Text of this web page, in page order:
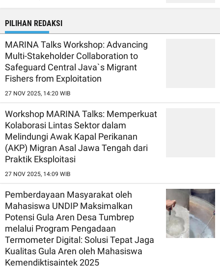
PILIHAN REDAKSI
MARINA Talks Workshop: Advancing
Multi-Stakeholder Collaboration to
Safeguard Central Java`s Migrant
Fishers from Exploitation
27 NOV 2025, 14:20 WIB
Workshop MARINA Talks: Memperkuat
Kolaborasi Lintas Sektor dalam
Melindungi Awak Kapal Perikanan
(AKP) Migran Asal Jawa Tengah dari
Praktik Eksploitasi
27 NOV 2025, 14:09 WIB
Pemberdayaan Masyarakat oleh
Mahasiswa UNDIP Maksimalkan
Potensi Gula Aren Desa Tumbrep
melalui Program Pengadaan
Termometer Digital: Solusi Tepat Jaga
Kualitas Gula Aren oleh Mahasiswa
Kemendiktisaintek 2025